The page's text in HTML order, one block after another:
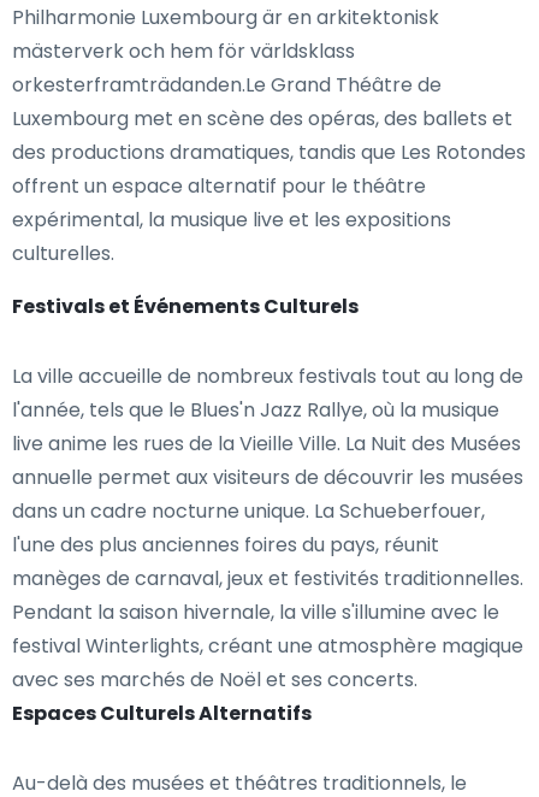
Philharmonie Luxembourg är en arkitektonisk
mästerverk och hem för världsklass
orkesterframträdanden.Le Grand Théâtre de
Luxembourg met en scène des opéras, des ballets et
des productions dramatiques, tandis que Les Rotondes
offrent un espace alternatif pour le théâtre
expérimental, la musique live et les expositions
culturelles.
Festivals et Événements Culturels
La ville accueille de nombreux festivals tout au long de
l'année, tels que le Blues'n Jazz Rallye, où la musique
live anime les rues de la Vieille Ville. La Nuit des Musées
annuelle permet aux visiteurs de découvrir les musées
dans un cadre nocturne unique. La Schueberfouer,
l'une des plus anciennes foires du pays, réunit
manèges de carnaval, jeux et festivités traditionnelles.
Pendant la saison hivernale, la ville s'illumine avec le
festival Winterlights, créant une atmosphère magique
avec ses marchés de Noël et ses concerts.
Espaces Culturels Alternatifs
Au-delà des musées et théâtres traditionnels, le